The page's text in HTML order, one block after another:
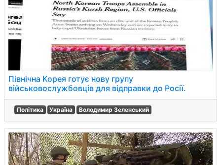
Північна Корея готує нову групу
військовослужбовців для відправки до Росії.
Політика Україна Володимир Зеленський